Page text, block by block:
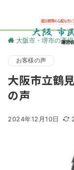
大阪市・堺市の斎
お客様の声
大阪市立鶴
の声
2024年12月10日